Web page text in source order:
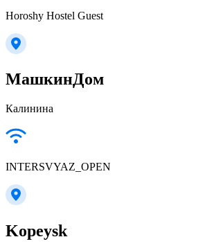
Horoshy Hostel Guest
МашкинДом
Калинина
INTERSVYAZ_OPEN
Kopeysk